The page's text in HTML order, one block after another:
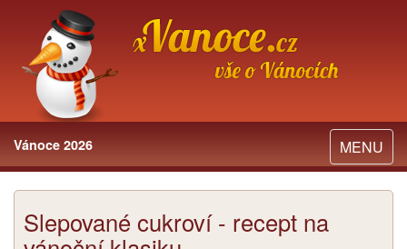
Toggle
navigation
MENU
Vánoce 2026
Slepované cukroví - recept na